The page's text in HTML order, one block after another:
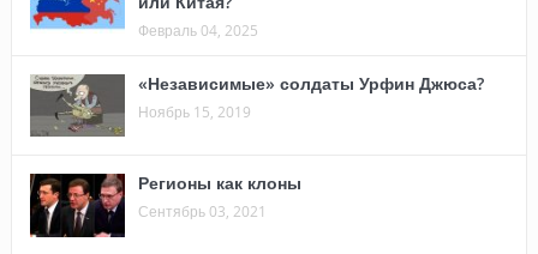
Февраль 04, 2025
«Независимые» солдаты Урфин Джюса?
Ноябрь 15, 2019
Регионы как клоны
Сентябрь 03, 2021